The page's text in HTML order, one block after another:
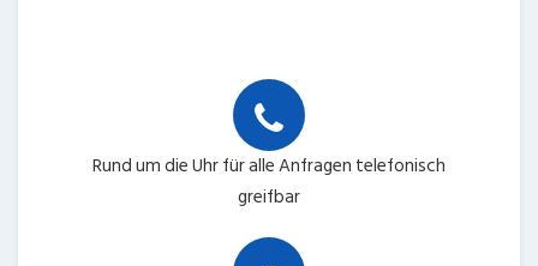
Rund um die Uhr für alle Anfragen telefonisch
greifbar